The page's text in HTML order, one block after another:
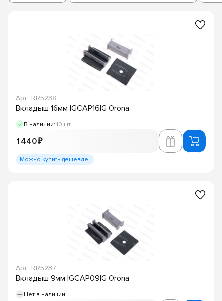
Арт.: RR5238
Вкладыш 16мм IGCAP16IG Orona
В наличии: 10 шт
1 440 ₽
Можно купить дешевле!
Арт.: RR5237
Вкладыш 9мм IGCAP09IG Orona
Нет в наличии